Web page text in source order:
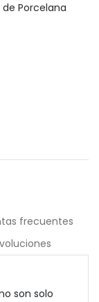
Porcelana
frecuentes
son solo